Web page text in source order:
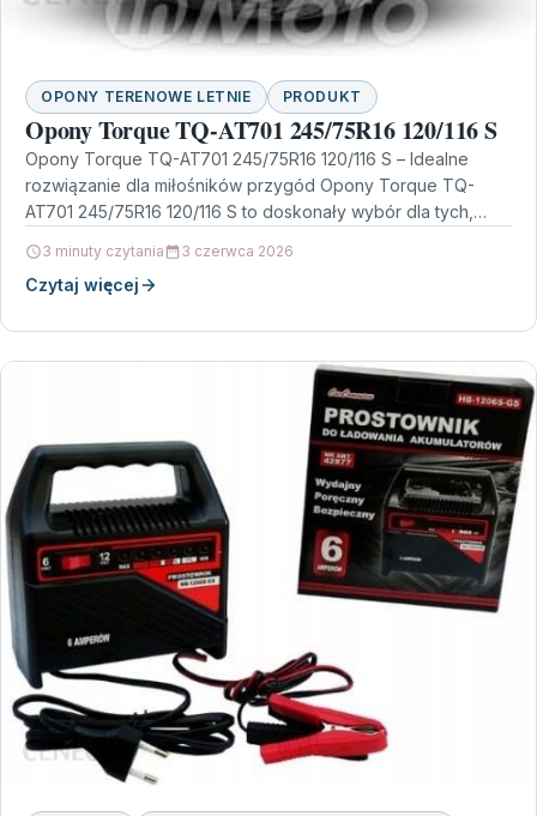
OPONY TERENOWE LETNIE PRODUKT
Opony Torque TQ-AT701 245/75R16 120/116 S
Opony Torque TQ-AT701 245/75R16 120/116 S – Idealne
rozwiązanie dla miłośników przygód Opony Torque TQ-
AT701 245/75R16 120/116 S to doskonały wybór dla tych,
3 minuty czytania 3 czerwca 2026
Czytaj więcej